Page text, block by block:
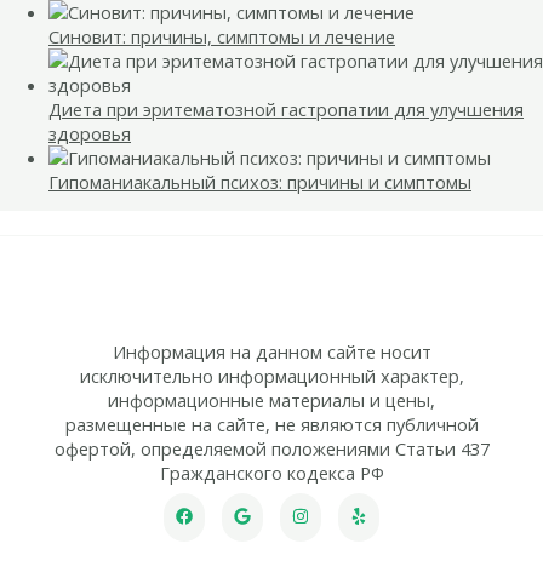
Синовит: причины, симптомы и лечение
Диета при эритематозной гастропатии для улучшения
здоровья
Гипоманиакальный психоз: причины и симптомы
Информация на данном сайте носит
исключительно информационный характер,
информационные материалы и цены,
размещенные на сайте, не являются публичной
офертой, определяемой положениями Статьи 437
Гражданского кодекса РФ